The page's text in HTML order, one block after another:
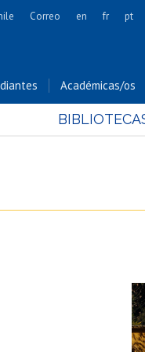
Cs. Forestales y
Cs. Sociales
Hospital Clínico
Correo en fr pt
Académicas/os